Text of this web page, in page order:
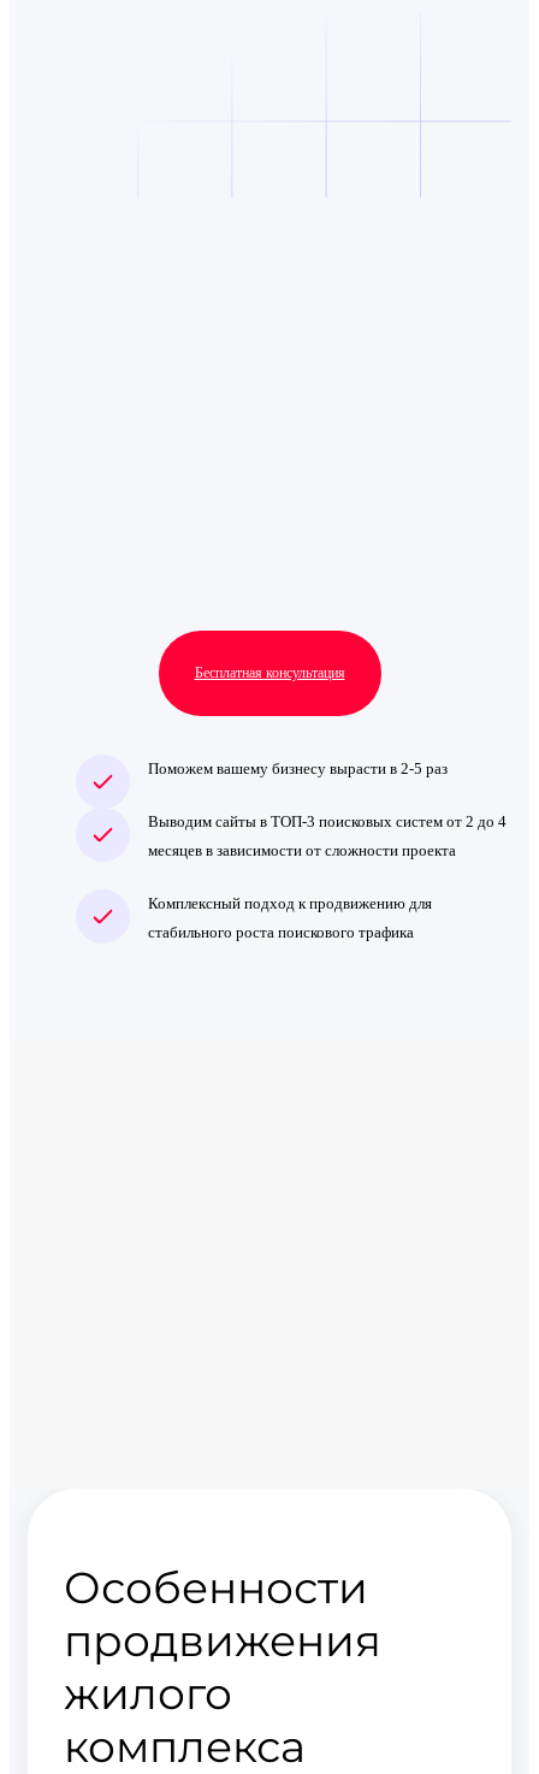
Поможем вашему бизнесу вырасти в 2-5 раз
Выводим сайты в ТОП-3 поисковых систем от 2 до 4
месяцев в зависимости от сложности проекта
Комплексный подход к продвижению для
стабильного роста поискового трафика
Бесплатная консультация
Особенности
продвижения
жилого
комплекса